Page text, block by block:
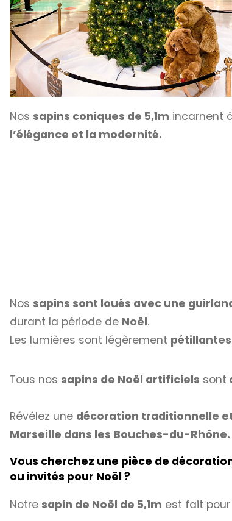
Nos sapins coniques de 5,1m incarnent
l’élégance et la modernité.
Nos sapins sont loués avec une
durant la période de Noël.
Les lumières sont légèrement
Tous nos sapins de Noël artificiels sont
Révélez une décoration traditionnelle
Marseille dans les Bouches-du-Rhône.
Vous cherchez une pièce de
ou invités pour Noël ?
Notre sapin de Noël de 5,1m est fait pour